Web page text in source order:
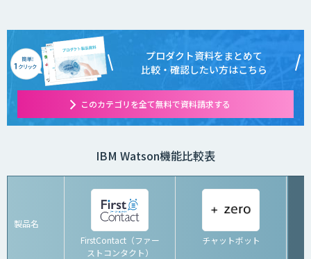
プロダクト資料をまとめて
比較・確認したい方はこちら
このカテゴリを全て無料で資料請求する
IBM Watson機能比較表
製品名
FirstContact（ファー
ストコンタクト）
チャットボット